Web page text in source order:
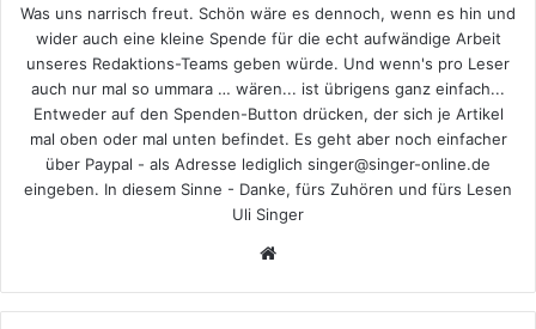
Was uns narrisch freut. Schön wäre es dennoch, wenn es hin und
wider auch eine kleine Spende für die echt aufwändige Arbeit
unseres Redaktions-Teams geben würde. Und wenn's pro Leser
auch nur mal so ummara … wären... ist übrigens ganz einfach...
Entweder auf den Spenden-Button drücken, der sich je Artikel
mal oben oder mal unten befindet. Es geht aber noch einfacher
über Paypal - als Adresse lediglich singer@singer-online.de
eingeben. In diesem Sinne - Danke, fürs Zuhören und fürs Lesen
Uli Singer